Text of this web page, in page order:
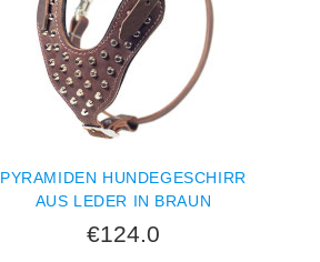
PYRAMIDEN HUNDEGESCHIRR
AUS LEDER IN BRAUN
€124.0